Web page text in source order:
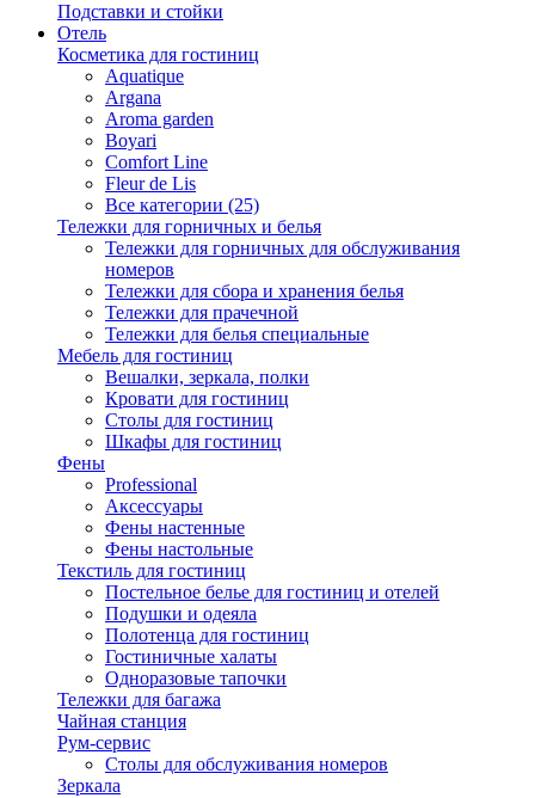
Подставки и стойки
Отель
Косметика для гостиниц
Aquatique
Argana
Aroma garden
Boyari
Comfort Line
Fleur de Lis
Все категории (25)
Тележки для горничных и белья
Тележки для горничных для обслуживания
номеров
Тележки для сбора и хранения белья
Тележки для прачечной
Тележки для белья специальные
Мебель для гостиниц
Вешалки, зеркала, полки
Кровати для гостиниц
Столы для гостиниц
Шкафы для гостиниц
Фены
Professional
Аксессуары
Фены настенные
Фены настольные
Текстиль для гостиниц
Постельное белье для гостиниц и отелей
Подушки и одеяла
Полотенца для гостиниц
Гостиничные халаты
Одноразовые тапочки
Тележки для багажа
Чайная станция
Рум-сервис
Столы для обслуживания номеров
Зеркала